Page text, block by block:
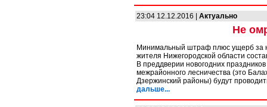
23:04 12.12.2016 | Актуально
Не
Минимальный штраф плюс ущерб за
жителя Нижегородской области
В преддверии новогодних
межрайонного лесничества (это
Дзержинский районы) будут
дальше...